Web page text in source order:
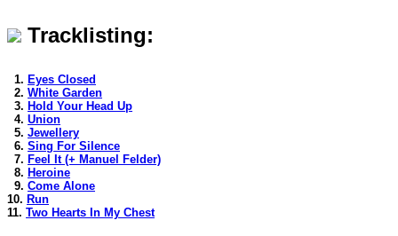
Tracklisting:
1. Eyes Closed
2. White Garden
3. Hold Your Head Up
4. Union
5. Jewellery
6. Sing For Silence
7. Feel It (+ Manuel Felder)
8. Heroine
9. Come Alone
10. Run
11. Two Hearts In My Chest